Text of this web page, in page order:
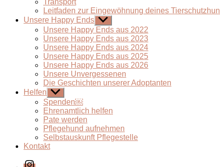
Transport
Leitfaden zur Eingewöhnung deines
Unsere Happy Ends Untermenü
anzeigen
Unsere Happy Ends aus 2022
Unsere Happy Ends aus 2023
Unsere Happy Ends aus 2024
Unsere Happy Ends aus 2025
Unsere Happy Ends aus 2026
Unsere Unvergessenen
Die Geschichten unserer Adoptanten
Helfen Untermenü
anzeigen
Spenden￼
Ehrenamtlich helfen
Pate werden
Pflegehund aufnehmen
Selbstauskunft Pflegestelle
Kontakt
Instagram